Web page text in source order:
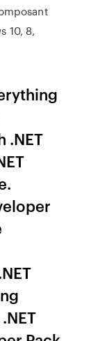
10, 8,
.NET